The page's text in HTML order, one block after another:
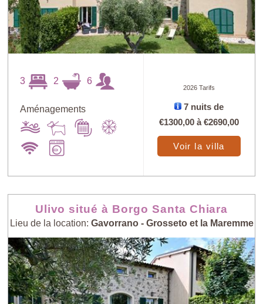
3 2 6
Aménagements
2026 Tarifs
7 nuits de
€1300,00 à€2690,00
Voir la villa
Ulivo situé à Borgo Santa Chiara
Lieu de la location: Gavorrano - Grosseto et la Maremme